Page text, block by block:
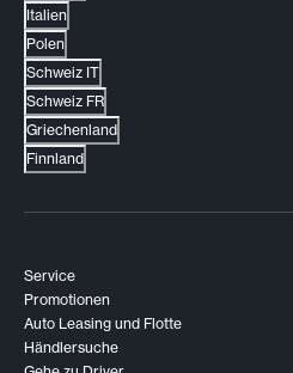
Italien
Polen
Schweiz IT
Schweiz FR
Griechenland
Finnland
Service
Promotionen
Auto Leasing und Flotte
Händlersuche